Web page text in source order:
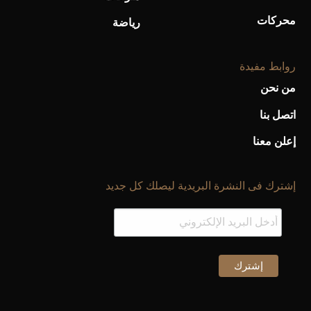
محركات رياضة
روابط مفيدة
من نحن
اتصل بنا
إعلن معنا
إشترك فى النشرة البريدية ليصلك كل جديد